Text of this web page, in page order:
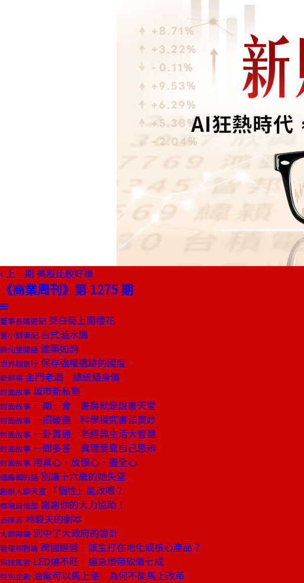
上一期 美股比較好賺
《商業周刊》第 1275 期
董事長嬉遊記 茭白筍上開櫻花
嘗小鮮筆記 台式滷水鵝
詩仙堂閒話 建築如詩
世界超旅行 保存強權遺跡的國度
新鮮事 金門老酒 總統級身價
封面故事 城市新私塾
封面故事 一期一會 書房就是說書天堂
封面故事 一招破盡 科學探究書法奧妙
封面故事 一卦貫通 老經典生活大智慧
封面故事 一問多答 真理要靠自己思辨
封面故事 用真心、放慢心、盡全心
總編輯的話 別讓十六歲的她失望
創辦人聊天室 「個性」能改嗎？
商場自慢塾 謝謝你的大力協助！
去梯言 林毅夫的劇本
大師開講 別中了大政府的詭計
管理相對論 跨國經營 該主打在地化或核心產品？
科技風雲 LED燒不旺 逼急燈帝砍價七成
特別企劃 油電可以馬上漲 為何不能馬上改革